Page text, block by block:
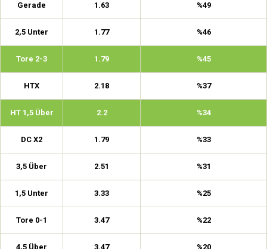
Gerade 1.63 %49
2,5 Unter 1.77 %46
Tore 2-3 1.79 %45
HTX 2.18 %37
HT 1,5 Über 2.2 %34
DC X2 1.79 %33
3,5 Über 2.51 %31
1,5 Unter 3.33 %25
Tore 0-1 3.47 %22
4,5 Über 3.47 %20